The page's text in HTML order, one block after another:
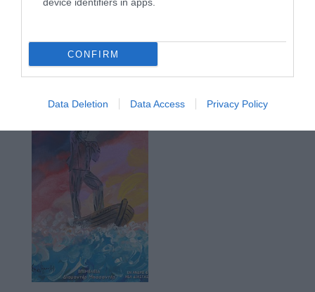
CONFIRM
Data Deletion Data Access Privacy Policy